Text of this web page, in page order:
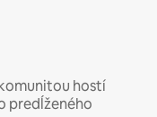
hostí
predĺženého